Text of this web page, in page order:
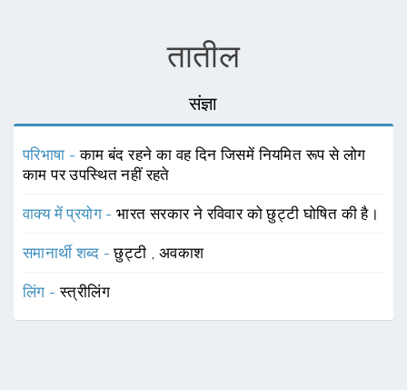
तातील
संज्ञा
परिभाषा -काम बंद रहने का वह दिन जिसमें नियमित रूप से लोग
काम पर उपस्थित नहीं रहते
वाक्य में प्रयोग -भारत सरकार ने रविवार को छुट्टी घोषित की है।
समानार्थी शब्द -छुट्टी , अवकाश
लिंग -स्त्रीलिंग